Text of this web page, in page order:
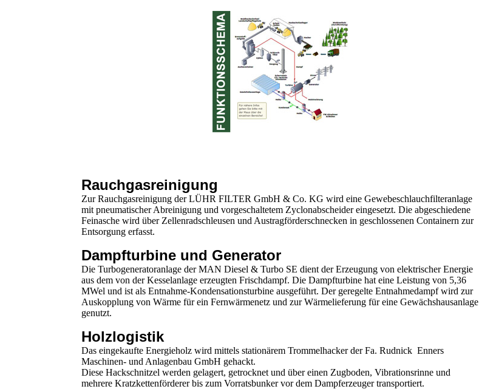
Rauchgasreinigung
Zur Rauchgasreinigung der LÜHR FILTER GmbH & Co. KG wird eine Gewebeschlauchfilteranlage
mit pneumatischer Abreinigung und vorgeschaltetem Zyclonabscheider eingesetzt. Die abgeschiedene
Feinasche wird über Zellenradschleusen und Austragförderschnecken in geschlossenen Containern zur
Entsorgung erfasst.
Dampfturbine und Generator
Die Turbogeneratoranlage der MAN Diesel & Turbo SE dient der Erzeugung von elektrischer Energie
aus dem von der Kesselanlage erzeugten Frischdampf. Die Dampfturbine hat eine Leistung von 5,36
MWel und ist als Entnahme-Kondensationsturbine ausgeführt. Der geregelte Entnahmedampf wird zur
Auskopplung von Wärme für ein Fernwärmenetz und zur Wärmelieferung für eine Gewächshausanlage
genutzt.
Holzlogistik
Das eingekaufte Energieholz wird mittels stationärem Trommelhacker der Fa. Rudnick Enners
Maschinen- und Anlagenbau GmbH gehackt.
Diese Hackschnitzel werden gelagert, getrocknet und über einen Zugboden, Vibrationsrinne und
mehrere Kratzkettenförderer bis zum Vorratsbunker vor dem Dampferzeuger transportiert.